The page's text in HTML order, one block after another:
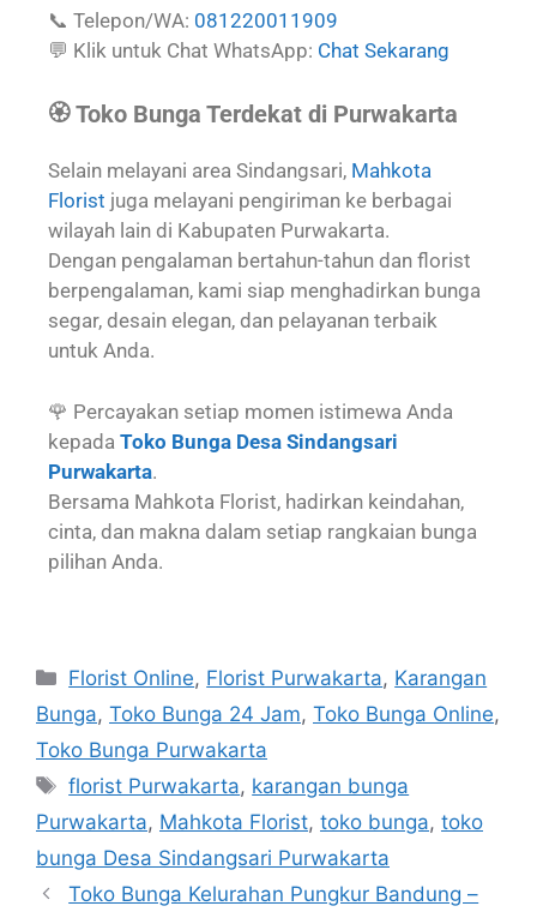
📞 Telepon/WA: 081220011909
💬 Klik untuk Chat WhatsApp: Chat Sekarang
🏵️ Toko Bunga Terdekat di Purwakarta
Selain melayani area Sindangsari, Mahkota
Florist juga melayani pengiriman ke berbagai
wilayah lain di Kabupaten Purwakarta.
Dengan pengalaman bertahun-tahun dan florist
berpengalaman, kami siap menghadirkan bunga
segar, desain elegan, dan pelayanan terbaik
untuk Anda.
🌹 Percayakan setiap momen istimewa Anda
kepada Toko Bunga Desa Sindangsari
Purwakarta.
Bersama Mahkota Florist, hadirkan keindahan,
cinta, dan makna dalam setiap rangkaian bunga
pilihan Anda.
Florist Online, Florist Purwakarta, Karangan
Bunga, Toko Bunga 24 Jam, Toko Bunga Online,
Toko Bunga Purwakarta
florist Purwakarta, karangan bunga
Purwakarta, Mahkota Florist, toko bunga, toko
bunga Desa Sindangsari Purwakarta
Toko Bunga Kelurahan Pungkur Bandung –